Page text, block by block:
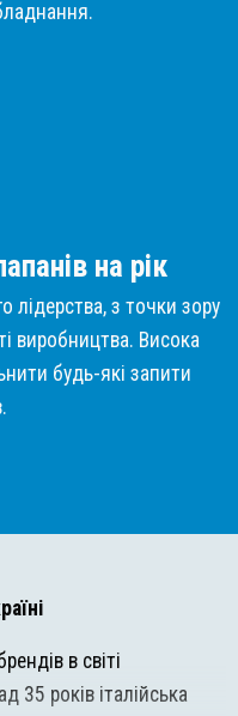
на рік
лідерства, з точки зору
виробництва. Висока
будь-які запити
в світі
35 років італійська